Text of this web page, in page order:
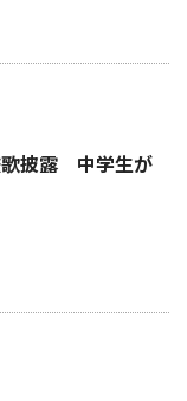
披露 中学生が